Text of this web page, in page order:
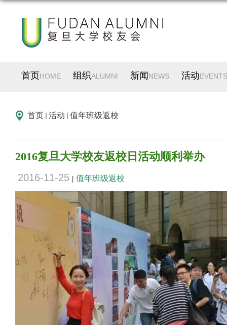
首页HOME 组织ALUMNI 新闻 NEWS 活动EVENTS
首页 活动 值年班级返校
2016复旦大学校友返校日活动顺利举办
2016-11-25 值年班级返校